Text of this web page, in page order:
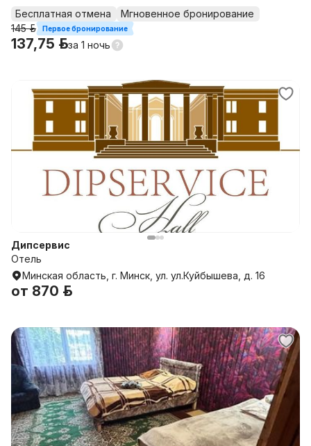
Бесплатная отмена
Мгновенное бронирование
145 р.
Первое бронирование
137,75 р.за 1 ночь
Дипсервис
Отель
Минская область, г. Минск, ул. ул.Куйбышева, д. 16
от 870 р.